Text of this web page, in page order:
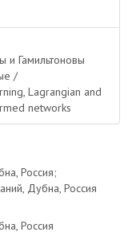
и Гамильтоновы
/
Lagrangian and
networks
Россия;
Дубна, Россия
Россия